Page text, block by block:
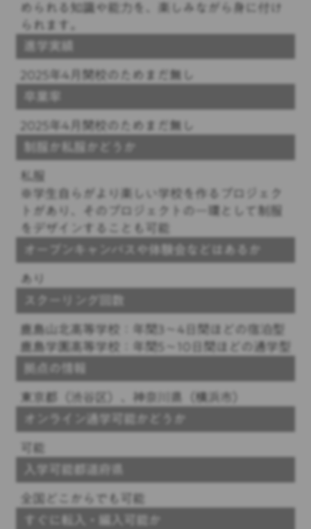
められる知識や能力を、楽しみながら身に付け
られます。
2025年4月開校のためまだ無し
2025年4月開校のためまだ無し
※学生自らがより楽しい学校を作るプロジェク
トがあり、そのプロジェクトの一環として制服
をデザインすることも可能
オープンキャンパスや体験会などはあるか
あり
鹿島山北高等学校：年間3～4日間ほどの宿泊型
鹿島学園高等学校：年間5～10日間ほどの通学型
東京都（渋谷区）、神奈川県（横浜市）
オンライン通学可能かどうか
全国どこからでも可能